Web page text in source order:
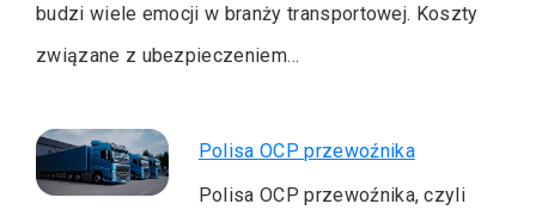
budzi wiele emocji w branży transportowej. Koszty
związane z ubezpieczeniem…
Polisa OCP przewoźnika
Polisa OCP przewoźnika, czyli